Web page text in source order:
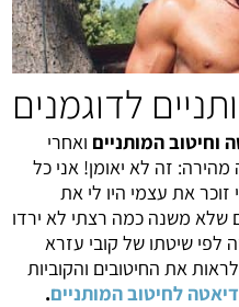
לדוגמנים
וחיטוב המותניים ואחרי
זה לא יאומן! אני כל
זוכר את עצמי היו לי את
שלא משנה כמה רצתי לא ירדו
לפי שיטתו של קובי עזרא
את החיטובים והקוביות
דיאטה לחיטוב המותניים.